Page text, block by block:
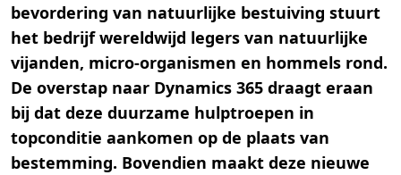
bevordering van natuurlijke bestuiving stuurt
het bedrijf wereldwijd legers van natuurlijke
vijanden, micro-organismen en hommels rond.
De overstap naar Dynamics 365 draagt eraan
bij dat deze duurzame hulptroepen in
topconditie aankomen op de plaats van
bestemming. Bovendien maakt deze nieuwe